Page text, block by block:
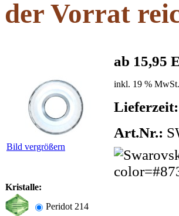
der Vorrat
Bild vergrößern
ab 15,95
inkl. 19 %
Lieferzeit:
Art.Nr.:
Kristalle:
Peridot 214